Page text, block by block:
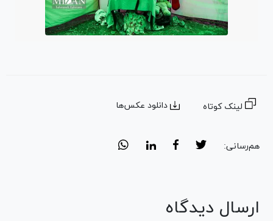
لینک کوتاه دانلود عکس‌ها
هم‌رسانی:
ارسال دیدگاه